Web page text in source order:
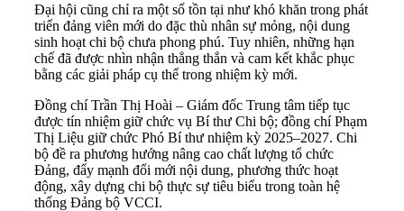
Đại hội cũng chỉ ra một số tồn tại như khó khăn trong phát
triển đảng viên mới do đặc thù nhân sự mỏng, nội dung
sinh hoạt chi bộ chưa phong phú. Tuy nhiên, những hạn
chế đã được nhìn nhận thẳng thắn và cam kết khắc phục
bằng các giải pháp cụ thể trong nhiệm kỳ mới.
Đồng chí Trần Thị Hoài – Giám đốc Trung tâm tiếp tục
được tín nhiệm giữ chức vụ Bí thư Chi bộ; đồng chí Phạm
Thị Liệu giữ chức Phó Bí thư nhiệm kỳ 2025–2027. Chi
bộ đề ra phương hướng nâng cao chất lượng tổ chức
Đảng, đẩy mạnh đổi mới nội dung, phương thức hoạt
động, xây dựng chi bộ thực sự tiêu biểu trong toàn hệ
thống Đảng bộ VCCI.